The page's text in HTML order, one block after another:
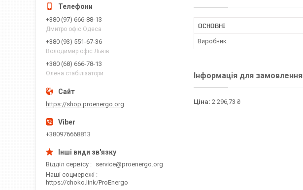
ОСНОВНІ
Виробник
Інформація для замовлення
Ціна: 2 296,73 ₴
+380 (97) 666-88-13
Дмитро офіс Одеса
+380 (93) 551-67-36
Володимир офіс Львів
+380 (68) 666-78-13
Олена стабілізатори
https://shop.proenergo.org
+380976668813
Відділ сервісу
service@proenergo.org
Наші соцмережі
https://choko.link/ProEnergo